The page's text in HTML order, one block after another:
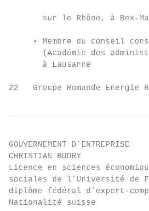
sur le Rhône, à Bex-
• Membre du conseil
(Académie des
à Lausanne
22   Groupe Romande
GOUVERNEMENT D’ENTREPRISE
CHRISTIAN BUDRY
Licence en sciences
sociales de l’Université de
diplôme fédéral d’expert-
Nationalité suisse